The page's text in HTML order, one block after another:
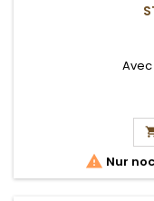
 Nur